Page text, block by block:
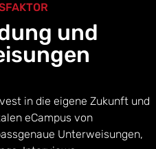
und
in die eigene Zukunft und
eCampus von
Unterweisungen,